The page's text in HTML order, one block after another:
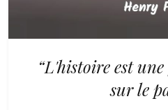
“L'histoire est
sur le